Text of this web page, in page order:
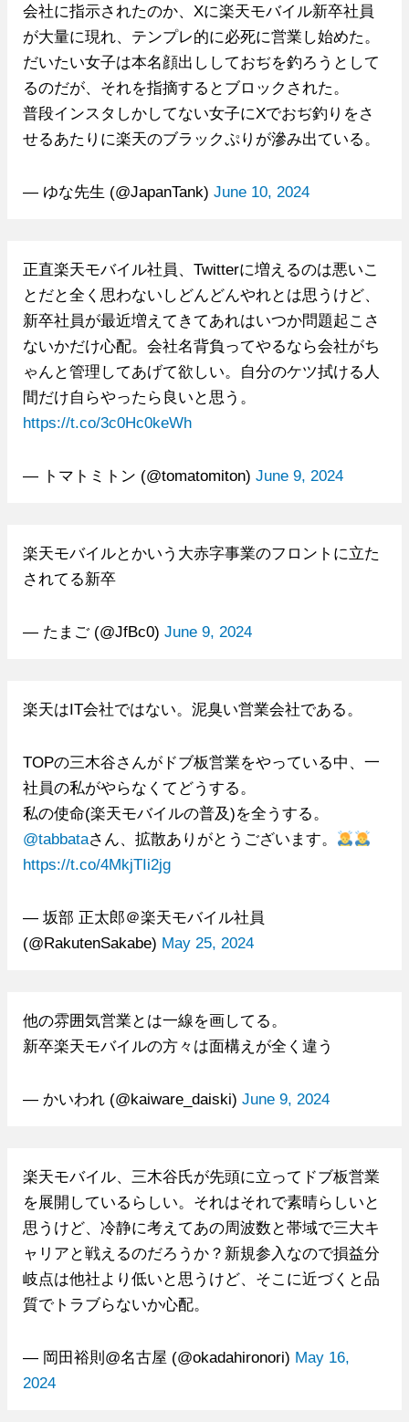
会社に指示されたのか、Xに楽天モバイル新卒社員
が大量に現れ、テンプレ的に必死に営業し始めた。
だいたい女子は本名顔出ししておぢを釣ろうとして
るのだが、それを指摘するとブロックされた。
普段インスタしかしてない女子にXでおぢ釣りをさ
せるあたりに楽天のブラックぷりが滲み出ている。
— ゆな先生 (@JapanTank) June 10, 2024
正直楽天モバイル社員、Twitterに増えるのは悪いこ
とだと全く思わないしどんどんやれとは思うけど、
新卒社員が最近増えてきてあれはいつか問題起こさ
ないかだけ心配。会社名背負ってやるなら会社がち
ゃんと管理してあげて欲しい。自分のケツ拭ける人
間だけ自らやったら良いと思う。
https://t.co/3c0Hc0keWh
— トマトミトン (@tomatomiton) June 9, 2024
楽天モバイルとかいう大赤字事業のフロントに立た
されてる新卒
— たまご (@JfBc0) June 9, 2024
楽天はIT会社ではない。泥臭い営業会社である。
TOPの三木谷さんがドブ板営業をやっている中、一
社員の私がやらなくてどうする。
私の使命(楽天モバイルの普及)を全うする。
@tabbataさん、拡散ありがとうございます。
https://t.co/4MkjTIi2jg
— 坂部 正太郎＠楽天モバイル社員
(@RakutenSakabe) May 25, 2024
他の雰囲気営業とは一線を画してる。
新卒楽天モバイルの方々は面構えが全く違う
— かいわれ (@kaiware_daiski) June 9, 2024
楽天モバイル、三木谷氏が先頭に立ってドブ板営業
を展開しているらしい。それはそれで素晴らしいと
思うけど、冷静に考えてあの周波数と帯域で三大キ
ャリアと戦えるのだろうか？新規参入なので損益分
岐点は他社より低いと思うけど、そこに近づくと品
質でトラブらないか心配。
— 岡田裕則@名古屋 (@okadahironori) May 16,
2024